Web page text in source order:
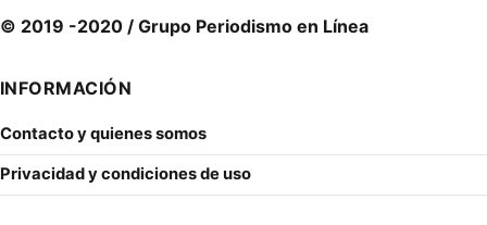
© 2019 -2020 / Grupo Periodismo en Línea
INFORMACIÓN
Contacto y quienes somos
Privacidad y condiciones de uso